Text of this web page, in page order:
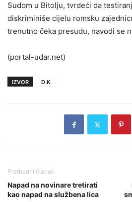
Sudom u Bitolju, tvrdeći da
diskriminiše cijelu romsku
trenutno čeka presudu, navodi se
(portal-udar.net)
IZVOR D.K.
Prethodni članak
Napad na novinare tretirati
kao napad na službena lica